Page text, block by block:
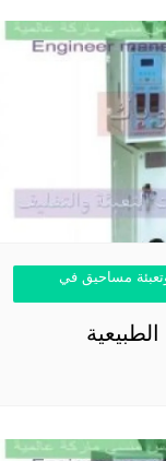
مساحيق في